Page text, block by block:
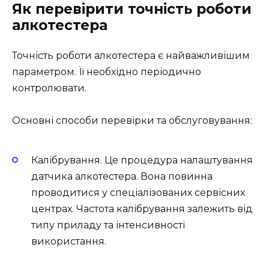
Як перевірити точність роботи
алкотестера
Точність роботи алкотестера є найважливішим
параметром. Її необхідно періодично
контролювати.
Основні способи перевірки та обслуговування:
Калібрування. Це процедура налаштування
датчика алкотестера. Вона повинна
проводитися у спеціалізованих сервісних
центрах. Частота калібрування залежить від
типу приладу та інтенсивності
використання.